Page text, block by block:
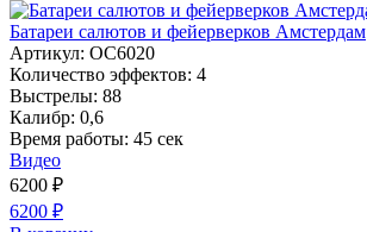
Батареи салютов и фейерверков Амстердам
Артикул: ОС6020
Количество эффектов: 4
Выстрелы: 88
Калибр: 0,6
Время работы: 45 сек
Видео
6200 ₽
6200 ₽